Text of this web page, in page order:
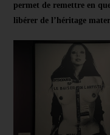
permet de remettre en
libérer de l’héritage